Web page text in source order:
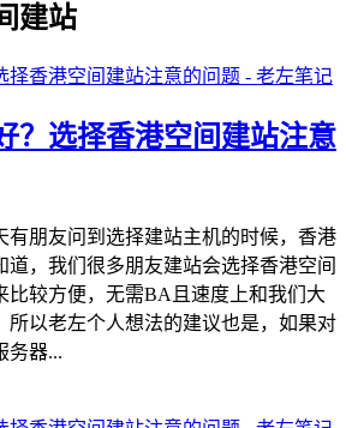
建站
？选择香港空间建站注意
有朋友问到选择建站主机的时候，香港
道，我们很多朋友建站会选择香港空间
比较方便，无需BA且速度上和我们大
所以老左个人想法的建议也是，如果对
务器...